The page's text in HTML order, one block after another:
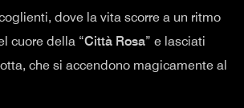
dove la vita scorre a un ritmo
cuore della “Città Rosa” e lasciati
che si accendono magicamente al